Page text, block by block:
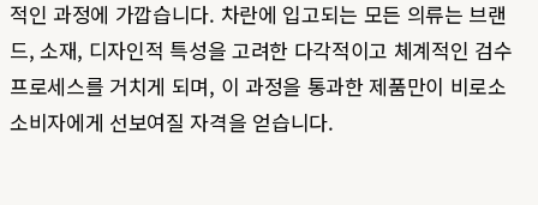
적인 과정에 가깝습니다. 차란에 입고되는 모든 의류는 브랜
드, 소재, 디자인적 특성을 고려한 다각적이고 체계적인 검수
프로세스를 거치게 되며, 이 과정을 통과한 제품만이 비로소
소비자에게 선보여질 자격을 얻습니다.